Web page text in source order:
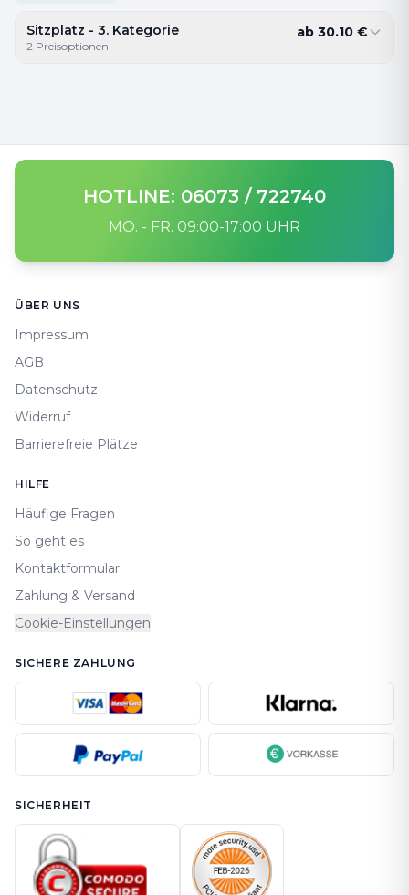
Sitzplatz - 3. Kategorie
2 Preisoptionen
ab 30.10 €
HOTLINE: 06073 / 722740
MO. - FR. 09:00-17:00 UHR
ÜBER UNS
Impressum
AGB
Datenschutz
Widerruf
Barrierefreie Plätze
HILFE
Häufige Fragen
So geht es
Kontaktformular
Zahlung & Versand
Cookie-Einstellungen
SICHERE ZAHLUNG
SICHERHEIT